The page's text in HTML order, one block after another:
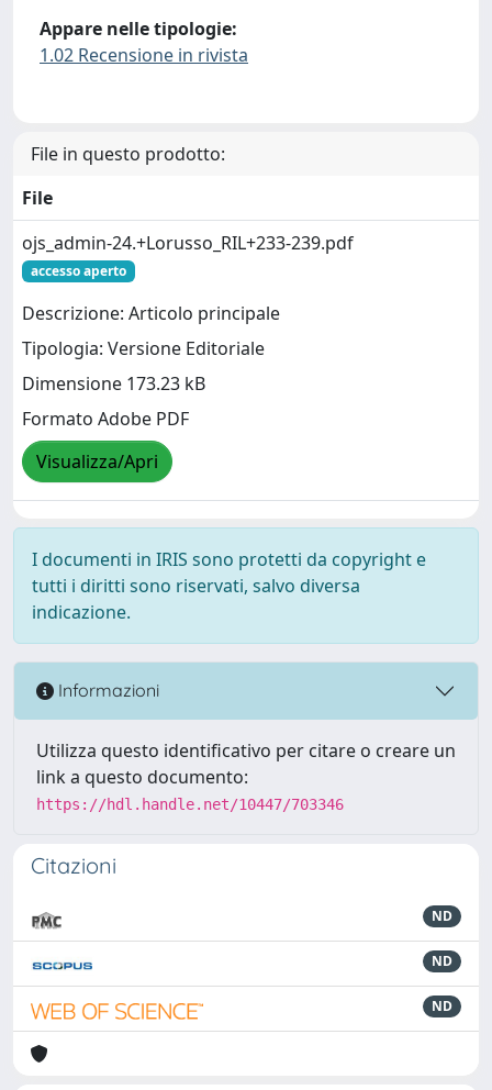
Appare nelle tipologie:
1.02 Recensione in rivista
File in questo prodotto:
File
ojs_admin-24.+Lorusso_RIL+233-239.pdf
accesso aperto
Descrizione: Articolo principale
Tipologia: Versione Editoriale
Dimensione 173.23 kB
Formato Adobe PDF
Visualizza/Apri
I documenti in IRIS sono protetti da copyright e
tutti i diritti sono riservati, salvo diversa
indicazione.
Informazioni
Utilizza questo identificativo per citare o creare un
link a questo documento:
https://hdl.handle.net/10447/703346
Citazioni
ND
ND
ND